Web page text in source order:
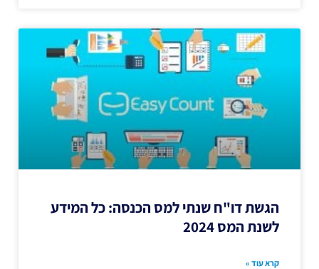
הגשת דו"ח שנתי למס הכנסה: כל המידע
לשנת המס 2024
קרא עוד »